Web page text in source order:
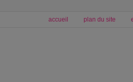
accueil plan du site